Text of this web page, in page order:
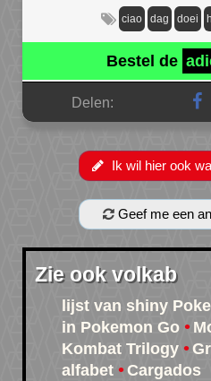
ciao dag doei
Bestel de
Delen:
Ik wil hier ook
Geef me een
Zie ook volkab
lijst van shiny
in Pokemon Go
Kombat Trilogy
alfabet
Cargados